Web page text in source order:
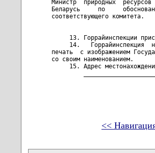
<<